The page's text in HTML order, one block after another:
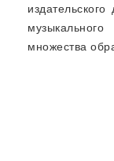
множества